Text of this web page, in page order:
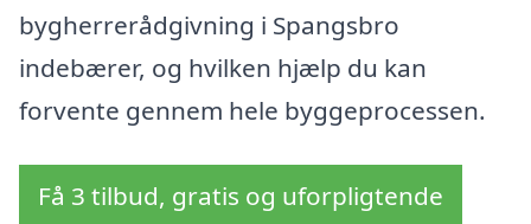
bygherrerådgivning i Spangsbro
indebærer, og hvilken hjælp du kan
forvente gennem hele byggeprocessen.
Få 3 tilbud, gratis og uforpligtende